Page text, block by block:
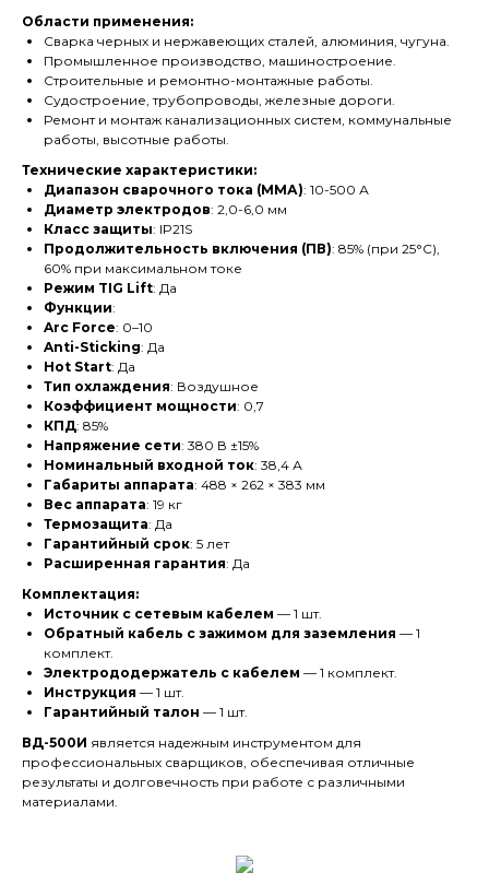
Области применения:
Сварка черных и нержавеющих сталей, алюминия, чугуна.
Промышленное производство, машиностроение.
Строительные и ремонтно-монтажные работы.
Судостроение, трубопроводы, железные дороги.
Ремонт и монтаж канализационных систем, коммунальные
работы, высотные работы.
Технические характеристики:
Диапазон сварочного тока (ММА): 10-500 А
Диаметр электродов: 2,0-6,0 мм
Класс защиты: IP21S
Продолжительность включения (ПВ): 85% (при 25°C),
60% при максимальном токе
Режим TIG Lift: Да
Функции:
Arc Force: 0–10
Anti-Sticking: Да
Hot Start: Да
Тип охлаждения: Воздушное
Коэффициент мощности: 0,7
КПД: 85%
Напряжение сети: 380 В ±15%
Номинальный входной ток: 38,4 А
Габариты аппарата: 488 × 262 × 383 мм
Вес аппарата: 19 кг
Термозащита: Да
Гарантийный срок: 5 лет
Расширенная гарантия: Да
Комплектация:
Источник с сетевым кабелем — 1 шт.
Обратный кабель с зажимом для заземления — 1
комплект.
Электрододержатель с кабелем — 1 комплект.
Инструкция — 1 шт.
Гарантийный талон — 1 шт.
ВД-500И является надежным инструментом для
профессиональных сварщиков, обеспечивая отличные
результаты и долговечность при работе с различными
материалами.